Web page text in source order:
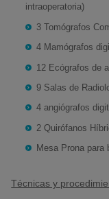
intraoperatoria)
3 Tomógrafos
4 Mamógrafos
12 Ecógrafos de
9 Salas de
4 angiógrafos
2 Quirófanos
Mesa Prona para
Técnicas y